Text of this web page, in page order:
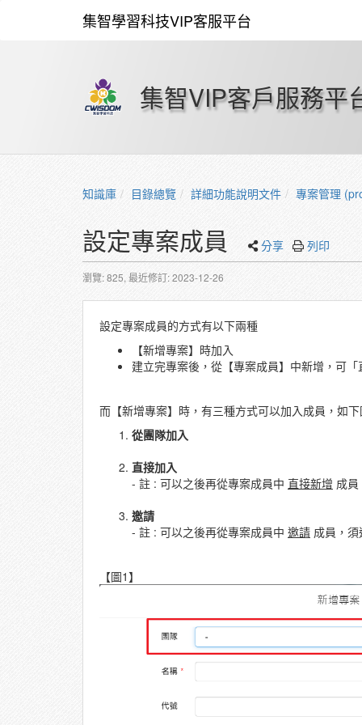
集智學習科技VIP客服平台
集智VIP客戶服務平
知識庫 目錄總覽 詳細功能說明文件 專案管理
設定專案成員 分享 列印
瀏覽: 825, 最近修訂: 2023-12-26
設定專案成員的方式有以下兩種
【新增專案】時加入
建立完專案後，從【專案成員】中新增，可
而【新增專案】時，有三種方式可以加入成員，如
從團隊加入
直接加入
- 註 : 可以之後再從專案成員中 直接新增 成
邀請
- 註 : 可以之後再從專案成員中 邀請 成員，
【圖1】